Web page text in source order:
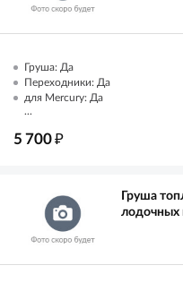
Груша: Да
Переходники: Да
для Mercury: Да
...
5 700₽
Груша
лодочных